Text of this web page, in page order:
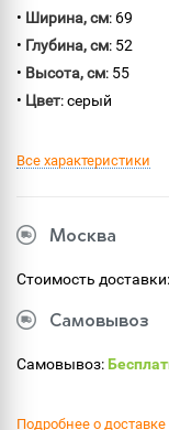
• Ширина, см: 69
• Глубина, см: 52
• Высота, см: 55
• Цвет: серый
Все характеристики
Москва
Стоимость доставки:
Самовывоз
Самовывоз:
Подробнее о доставке